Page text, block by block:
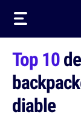
Top 10
diable